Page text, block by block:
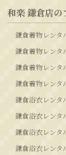
和楽 鎌倉店の
鎌倉着物レンタ
鎌倉着物レンタ
鎌倉着物レンタ
鎌倉着物レンタ
鎌倉浴衣レンタ
鎌倉浴衣レンタ
鎌倉浴衣レンタ
鎌倉浴衣レンタ